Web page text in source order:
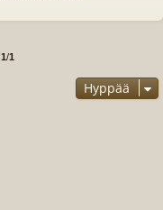
1/1
Hyppää